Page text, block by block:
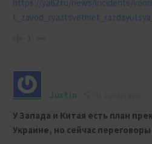
https://ya62.ru/news/incidents/
1
Justin
У Запада и Китая есть план
Украине, но сейчас